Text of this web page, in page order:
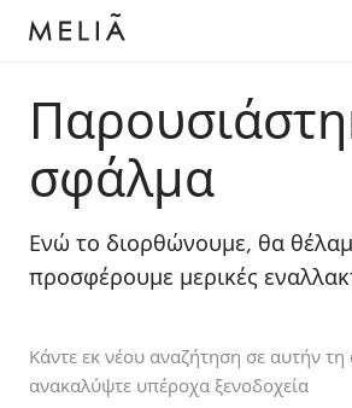
σφάλμα
Ενώ το διορθώνουμε, θα
προσφέρουμε μερικές
Κάντε εκ νέου αναζήτηση σε αυτήν τη
ανακαλύψτε υπέροχα ξενοδοχεία